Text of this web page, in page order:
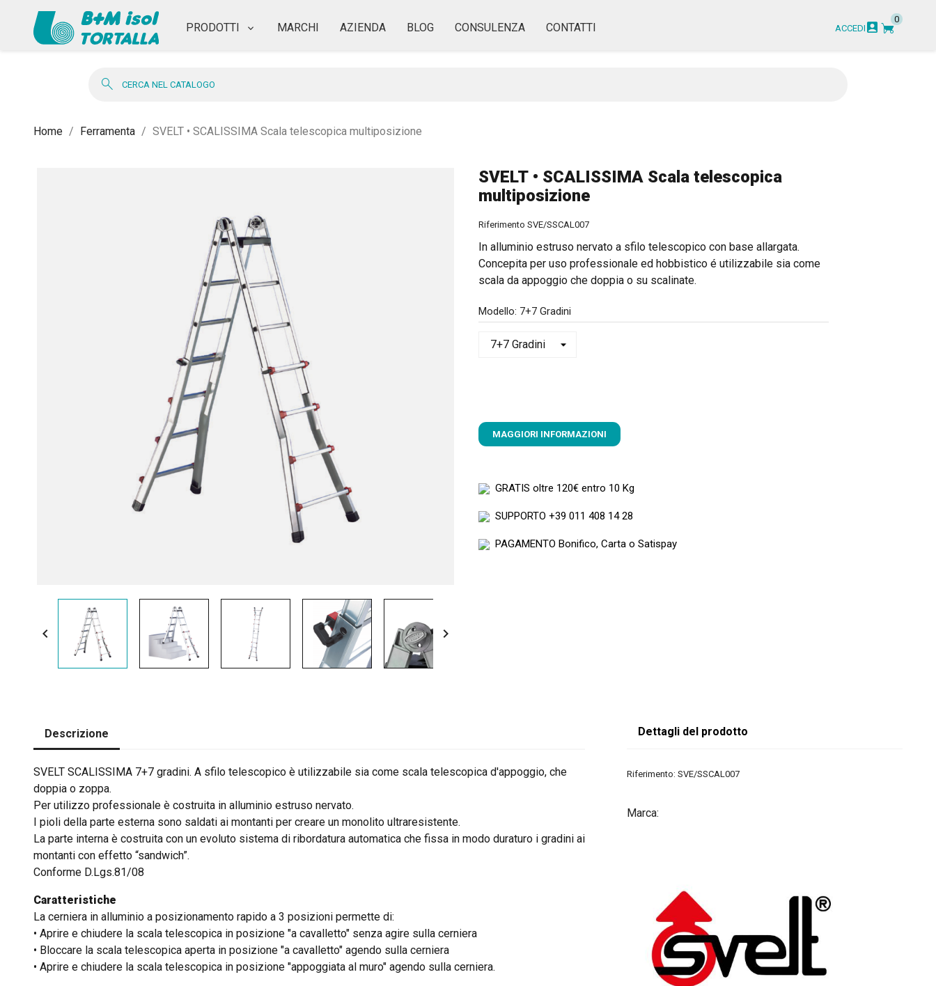
PRODOTTI MARCHI AZIENDA BLOG CONSULENZA CONTATTI ACCEDI account_box garden_cart0
search
Home Ferramenta SVELT • SCALISSIMA Scala telescopica multiposizione
 
SVELT • SCALISSIMA Scala telescopica
multiposizione
Riferimento SVE/SSCAL007
In alluminio estruso nervato a sfilo telescopico con base allargata.
Concepita per uso professionale ed hobbistico é utilizzabile sia come
scala da appoggio che doppia o su scalinate.
Modello: 7+7 Gradini
MAGGIORI INFORMAZIONI
GRATIS oltre 120€ entro 10 Kg
SUPPORTO +39 011 408 14 28
PAGAMENTO Bonifico, Carta o Satispay
Descrizione
SVELT SCALISSIMA 7+7 gradini. A sfilo telescopico è utilizzabile sia come scala telescopica d'appoggio, che
doppia o zoppa.
Per utilizzo professionale è costruita in alluminio estruso nervato.
I pioli della parte esterna sono saldati ai montanti per creare un monolito ultraresistente.
La parte interna è costruita con un evoluto sistema di ribordatura automatica che fissa in modo duraturo i gradini ai
montanti con effetto “sandwich”.
Conforme D.Lgs.81/08
Caratteristiche
La cerniera in alluminio a posizionamento rapido a 3 posizioni permette di:
• Aprire e chiudere la scala telescopica in posizione "a cavalletto" senza agire sulla cerniera
• Bloccare la scala telescopica aperta in posizione "a cavalletto" agendo sulla cerniera
• Aprire e chiudere la scala telescopica in posizione "appoggiata al muro" agendo sulla cerniera.
Dettagli del prodotto
Riferimento: SVE/SSCAL007
Marca: